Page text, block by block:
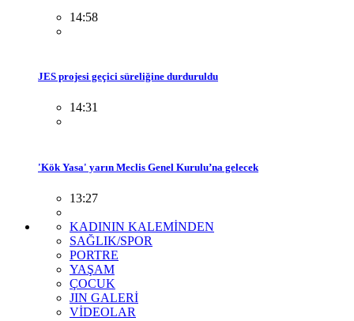
14:58
JES projesi geçici süreliğine durduruldu
14:31
'Kök Yasa' yarın Meclis Genel Kurulu’na gelecek
13:27
KADININ KALEMİNDEN
SAĞLIK/SPOR
PORTRE
YAŞAM
ÇOCUK
JIN GALERİ
VİDEOLAR